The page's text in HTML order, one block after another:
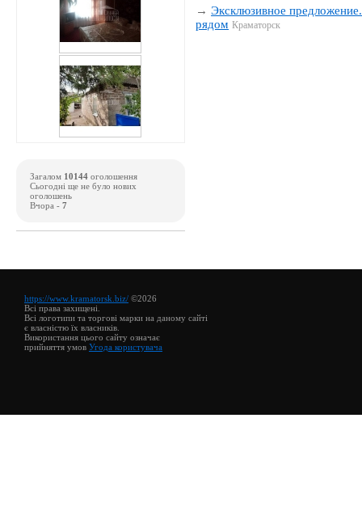
→Эксклюзивное
рядом Краматорск
Загалом 10144 оголошення
Сьогодні ще не було нових
оголошень
Вчора - 7
https://www.kramatorsk.biz/ ©2026
Всі права захищені.
Всі логотипи та торгові марки на даному сайті
є власністю їх власників.
Використання цього сайту означає
прийняття умов Угода користувача